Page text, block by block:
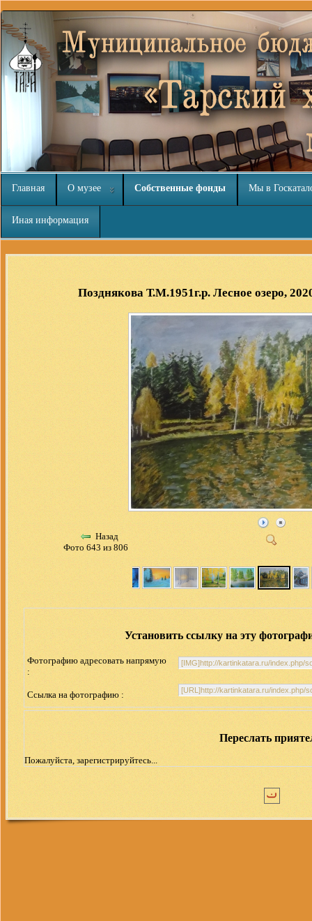
Главная О музее Собственные фонды Мы в
Иная информация
Позднякова Т.М.1951г.р. Лесное озеро,
Назад
Фото 643 из 806
Установить ссылку на эту
Фотографию адресовать напрямую
:
Ссылка на фотографию :
Переслать
Пожалуйста, зарегистрируйтесь...